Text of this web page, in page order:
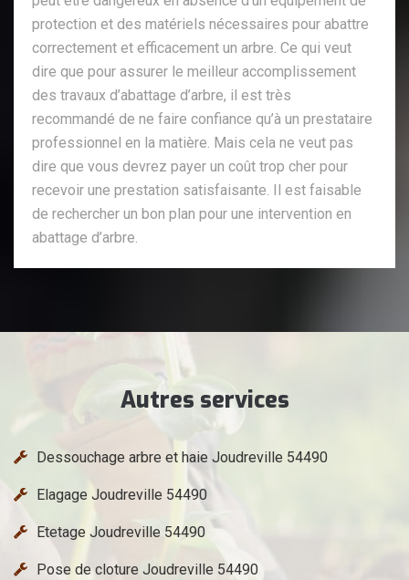
protection et des matériels nécessaires pour abattre
correctement et efficacement un arbre. Ce qui veut
dire que pour assurer le meilleur accomplissement
des travaux d’abattage d’arbre, il est très
recommandé de ne faire confiance qu’à un prestataire
professionnel en la matière. Mais cela ne veut pas
dire que vous devrez payer un coût trop cher pour
recevoir une prestation satisfaisante. Il est faisable
de rechercher un bon plan pour une intervention en
abattage d’arbre.
Autres services
Dessouchage arbre et haie Joudreville 54490
Elagage Joudreville 54490
Etetage Joudreville 54490
Pose de cloture Joudreville 54490